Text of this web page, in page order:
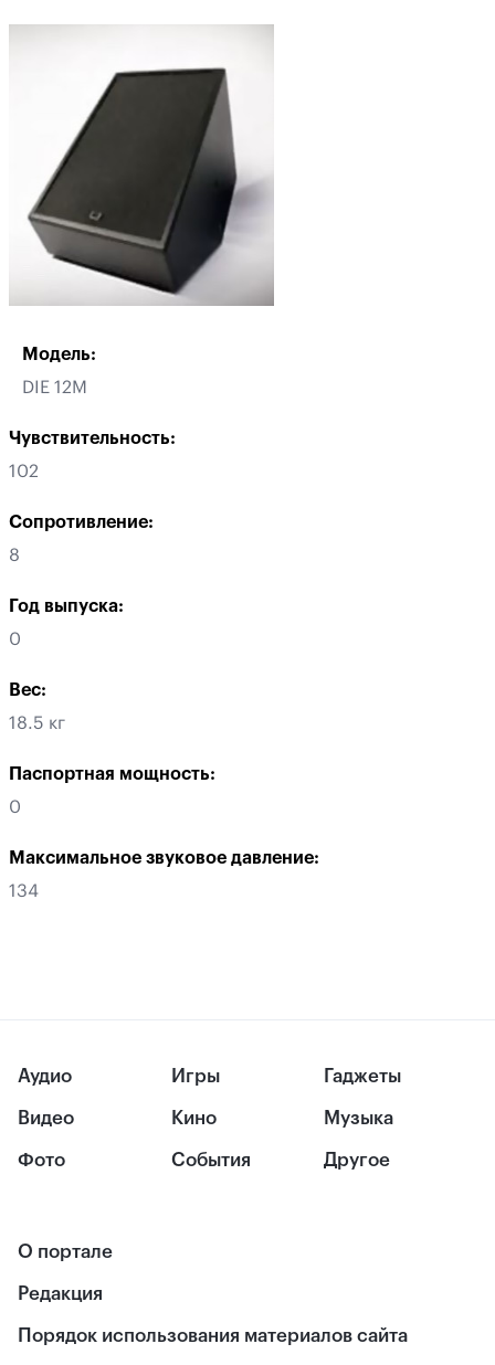
Модель:
DIE 12M
Чувствительность:
102
Сопротивление:
8
Год выпуска:
0
Вес:
18.5 кг
Паспортная мощность:
0
Максимальное звуковое давление:
134
Аудио
Видео
Фото
Игры
Кино
События
Гаджеты
Музыка
Другое
О портале
Редакция
Порядок использования материалов сайта